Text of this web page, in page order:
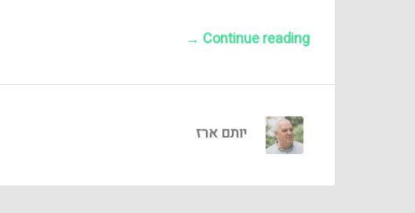
Continue reading
→
יותם ארז